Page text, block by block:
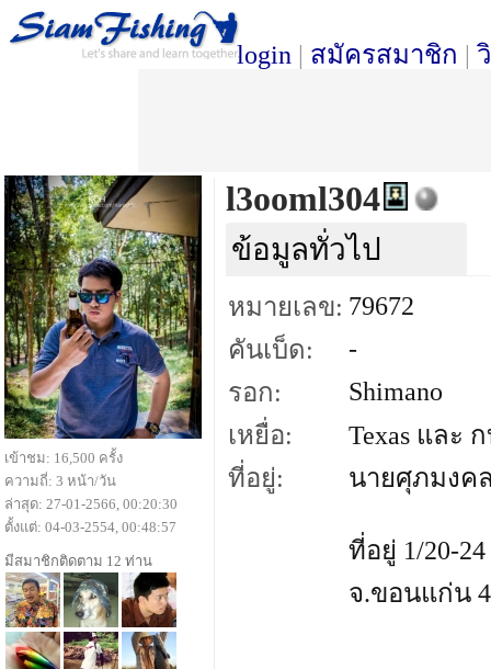
login | สมัครสมาชิก |
l3ooml304
ข้อมูลทั่วไป
หมายเลข: 79672
คันเบ็ด:
-
รอก:
Shimano
เหยื่อ:
Texas และ
ที่อยู่:
นายศุภมงค
ที่อยู่ 1/20-
จ.ขอนแก่น
เข้าชม: 16,500 ครั้ง
ความถี่: 3 หน้า/วัน
ล่าสุด: 27-01-2566, 00:20:30
ตั้งแต่: 04-03-2554, 00:48:57
มีสมาชิกติดตาม 12 ท่าน